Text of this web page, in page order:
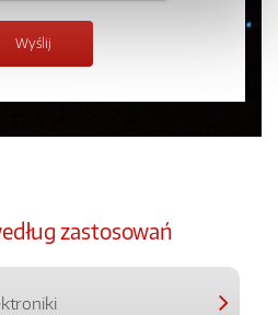
zastosowań